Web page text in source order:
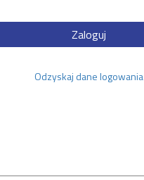
Zaloguj
Odzyskaj dane logowania